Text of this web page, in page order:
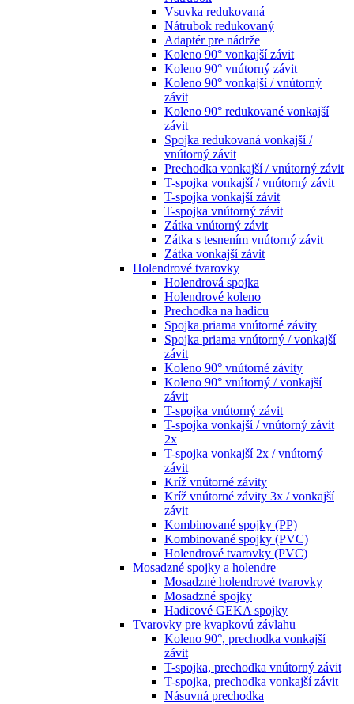
Vsuvka redukovaná
Nátrubok redukovaný
Adaptér pre nádrže
Koleno 90° vonkajší závit
Koleno 90° vnútorný závit
Koleno 90° vonkajší / vnútorný
závit
Koleno 90° redukované vonkajší
závit
Spojka redukovaná vonkajší /
vnútorný závit
Prechodka vonkajší / vnútorný závit
T-spojka vonkajší / vnútorný závit
T-spojka vonkajší závit
T-spojka vnútorný závit
Zátka vnútorný závit
Zátka s tesnením vnútorný závit
Zátka vonkajší závit
Holendrové tvarovky
Holendrová spojka
Holendrové koleno
Prechodka na hadicu
Spojka priama vnútorné závity
Spojka priama vnútorný / vonkajší
závit
Koleno 90° vnútorné závity
Koleno 90° vnútorný / vonkajší
závit
T-spojka vnútorný závit
T-spojka vonkajší / vnútorný závit
2x
T-spojka vonkajší 2x / vnútorný
závit
Kríž vnútorné závity
Kríž vnútorné závity 3x / vonkajší
závit
Kombinované spojky (PP)
Kombinované spojky (PVC)
Holendrové tvarovky (PVC)
Mosadzné spojky a holendre
Mosadzné holendrové tvarovky
Mosadzné spojky
Hadicové GEKA spojky
Tvarovky pre kvapkovú závlahu
Koleno 90°, prechodka vonkajší
závit
T-spojka, prechodka vnútorný závit
T-spojka, prechodka vonkajší závit
Násuvná prechodka